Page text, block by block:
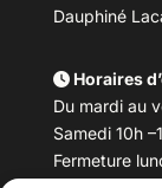
Dauphiné
Horaires
Du mardi au
Samedi 10h
Fermeture